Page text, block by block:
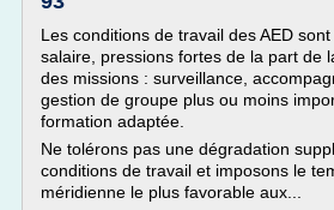
Les conditions de travail des AED
salaire, pressions fortes de la part de
des missions : surveillance,
gestion de groupe plus ou moins
formation adaptée.
Ne tolérons pas une dégradation
conditions de travail et imposons le
méridienne le plus favorable aux...